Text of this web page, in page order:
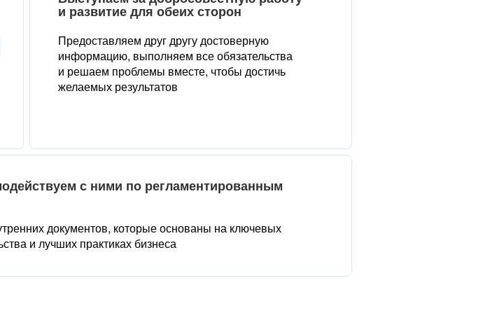
и развитие для обеих сторон
Предоставляем друг другу достоверную
информацию, выполняем все обязательства
и решаем проблемы вместе, чтобы достичь
желаемых результатов
с ними по регламентированным
документов, которые основаны на ключевых
и лучших практиках бизнеса